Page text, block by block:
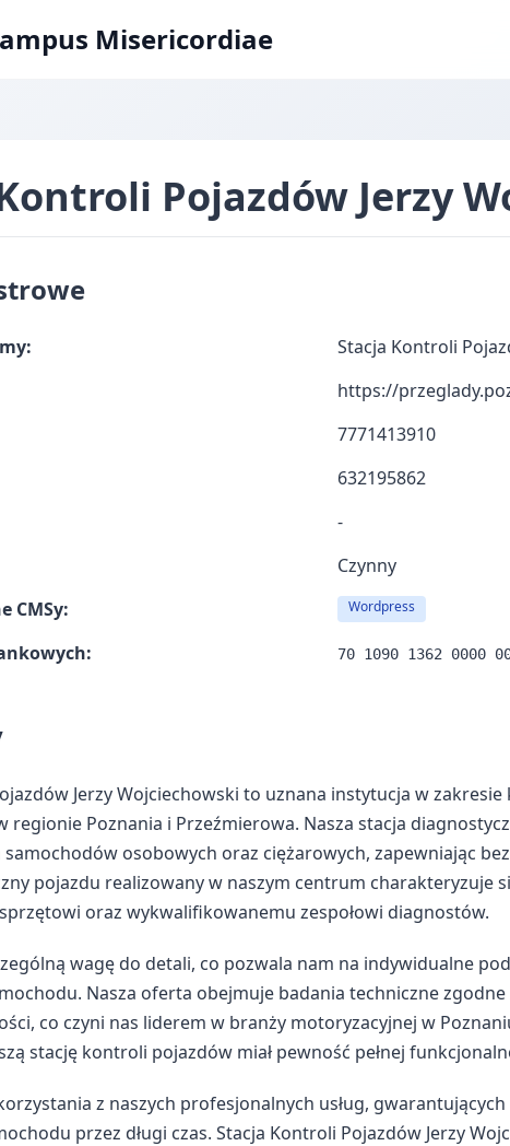
Misericordiae
Pojazdów Jerzy
Stacja Kontroli
https://
7771413910
632195862
-
Czynny
CMSy:
Wordpress
70 1090 1362 0000
Jerzy Wojciechowski to uznana instytucja w
regionie Poznania i Przeźmierowa. Nasza stacja
osobowych oraz ciężarowych, zapewniając
pojazdu realizowany w naszym centrum charakteryzuje
oraz wykwalifikowanemu zespołowi diagnostów.
wagę do detali, co pozwala nam na indywidualne
Nasza oferta obejmuje badania techniczne
co czyni nas liderem w branży motoryzacyjnej w
stację kontroli pojazdów miał pewność pełnej
z naszych profesjonalnych usług,
przez długi czas. Stacja Kontroli Pojazdów Jerzy